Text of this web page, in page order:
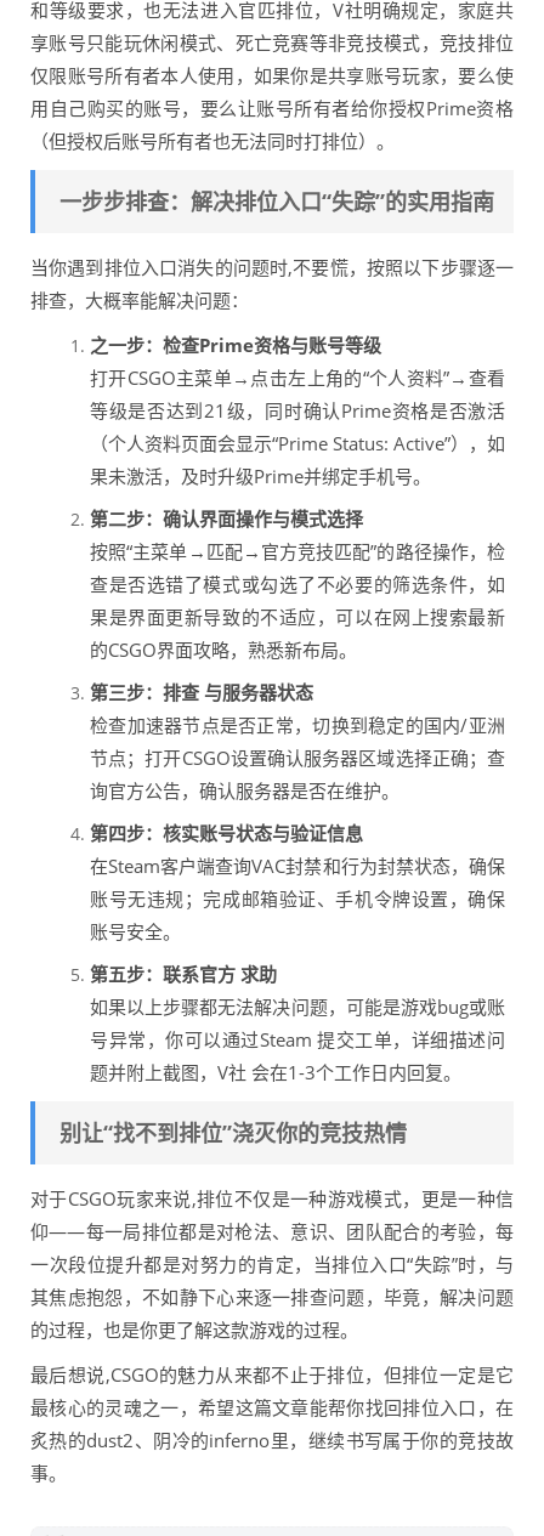
和等级要求，也无法进入官匹排位，V社明确规定，家庭共
享账号只能玩休闲模式、死亡竞赛等非竞技模式，竞技排位
仅限账号所有者本人使用，如果你是共享账号玩家，要么使
用自己购买的账号，要么让账号所有者给你授权Prime资格
（但授权后账号所有者也无法同时打排位）。
一步步排查：解决排位入口“失踪”的实用指南
当你遇到排位入口消失的问题时,不要慌，按照以下步骤逐一
排查，大概率能解决问题：
之一步：检查Prime资格与账号等级
打开CSGO主菜单→点击左上角的“个人资料”→查看
等级是否达到21级，同时确认Prime资格是否激活
（个人资料页面会显示“Prime Status: Active”），如
果未激活，及时升级Prime并绑定手机号。
第二步：确认界面操作与模式选择
按照“主菜单→匹配→官方竞技匹配”的路径操作，检
查是否选错了模式或勾选了不必要的筛选条件，如
果是界面更新导致的不适应，可以在网上搜索最新
的CSGO界面攻略，熟悉新布局。
第三步：排查 与服务器状态
检查加速器节点是否正常，切换到稳定的国内/亚洲
节点；打开CSGO设置确认服务器区域选择正确；查
询官方公告，确认服务器是否在维护。
第四步：核实账号状态与验证信息
在Steam客户端查询VAC封禁和行为封禁状态，确保
账号无违规；完成邮箱验证、手机令牌设置，确保
账号安全。
第五步：联系官方 求助
如果以上步骤都无法解决问题，可能是游戏bug或账
号异常，你可以通过Steam 提交工单，详细描述问
题并附上截图，V社 会在1-3个工作日内回复。
别让“找不到排位”浇灭你的竞技热情
对于CSGO玩家来说,排位不仅是一种游戏模式，更是一种信
仰——每一局排位都是对枪法、意识、团队配合的考验，每
一次段位提升都是对努力的肯定，当排位入口“失踪”时，与
其焦虑抱怨，不如静下心来逐一排查问题，毕竟，解决问题
的过程，也是你更了解这款游戏的过程。
最后想说,CSGO的魅力从来都不止于排位，但排位一定是它
最核心的灵魂之一，希望这篇文章能帮你找回排位入口，在
炙热的dust2、阴冷的inferno里，继续书写属于你的竞技故
事。